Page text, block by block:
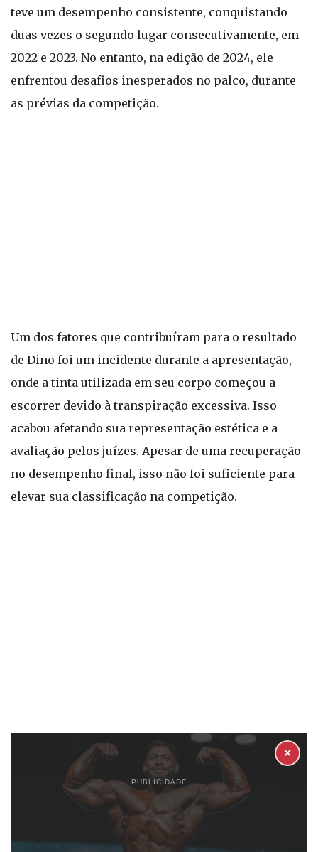
teve um desempenho consistente, conquistando
duas vezes o segundo lugar consecutivamente, em
2022 e 2023. No entanto, na edição de 2024, ele
enfrentou desafios inesperados no palco, durante
as prévias da competição.
Um dos fatores que contribuíram para o resultado
de Dino foi um incidente durante a apresentação,
onde a tinta utilizada em seu corpo começou a
escorrer devido à transpiração excessiva. Isso
acabou afetando sua representação estética e a
avaliação pelos juízes. Apesar de uma recuperação
no desempenho final, isso não foi suficiente para
elevar sua classificação na competição.
PUBLICIDADE
✕